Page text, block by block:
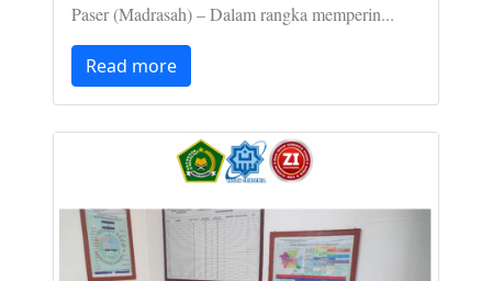
Paser (Madrasah) – Dalam rangka memperin...
Read more